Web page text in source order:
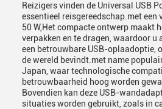
Reizigers vinden de Universal USB
essentieel reisgereedschap.met een
50 W,Het compacte ontwerp maakt
verpakken en te dragen, waardoor
een betrouwbare USB-oplaadoptie,
de wereld bevindt.met name
Japan, waar technologische
betrouwbaarheid hoog worden
Bovendien kan deze USB-
situaties worden gebruikt, zoals in